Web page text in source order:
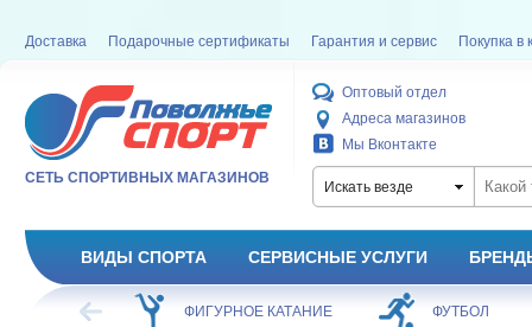
Доставка Подарочные сертификаты Гарантия и сервис Покупка в
СЕТЬ СПОРТИВНЫХ МАГАЗИНОВ
Оптовый отдел
Адреса магазинов
Мы Вконтакте
Искать везде
ВИДЫ СПОРТА СЕРВИСНЫЕ УСЛУГИ
ХОККЕЙ ФИГУРНОЕ КАТАНИЕ ФУТБОЛ